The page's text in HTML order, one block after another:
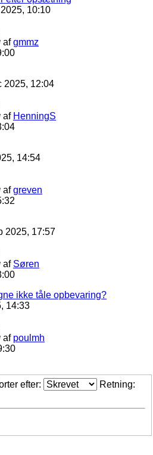
10:10
afgmmz
2025, 12:04
af HenningS
14:54
afgreven
2025, 17:57
af Søren
ikke tåle opbevaring?
14:33
af poulmh
efter: Retning: